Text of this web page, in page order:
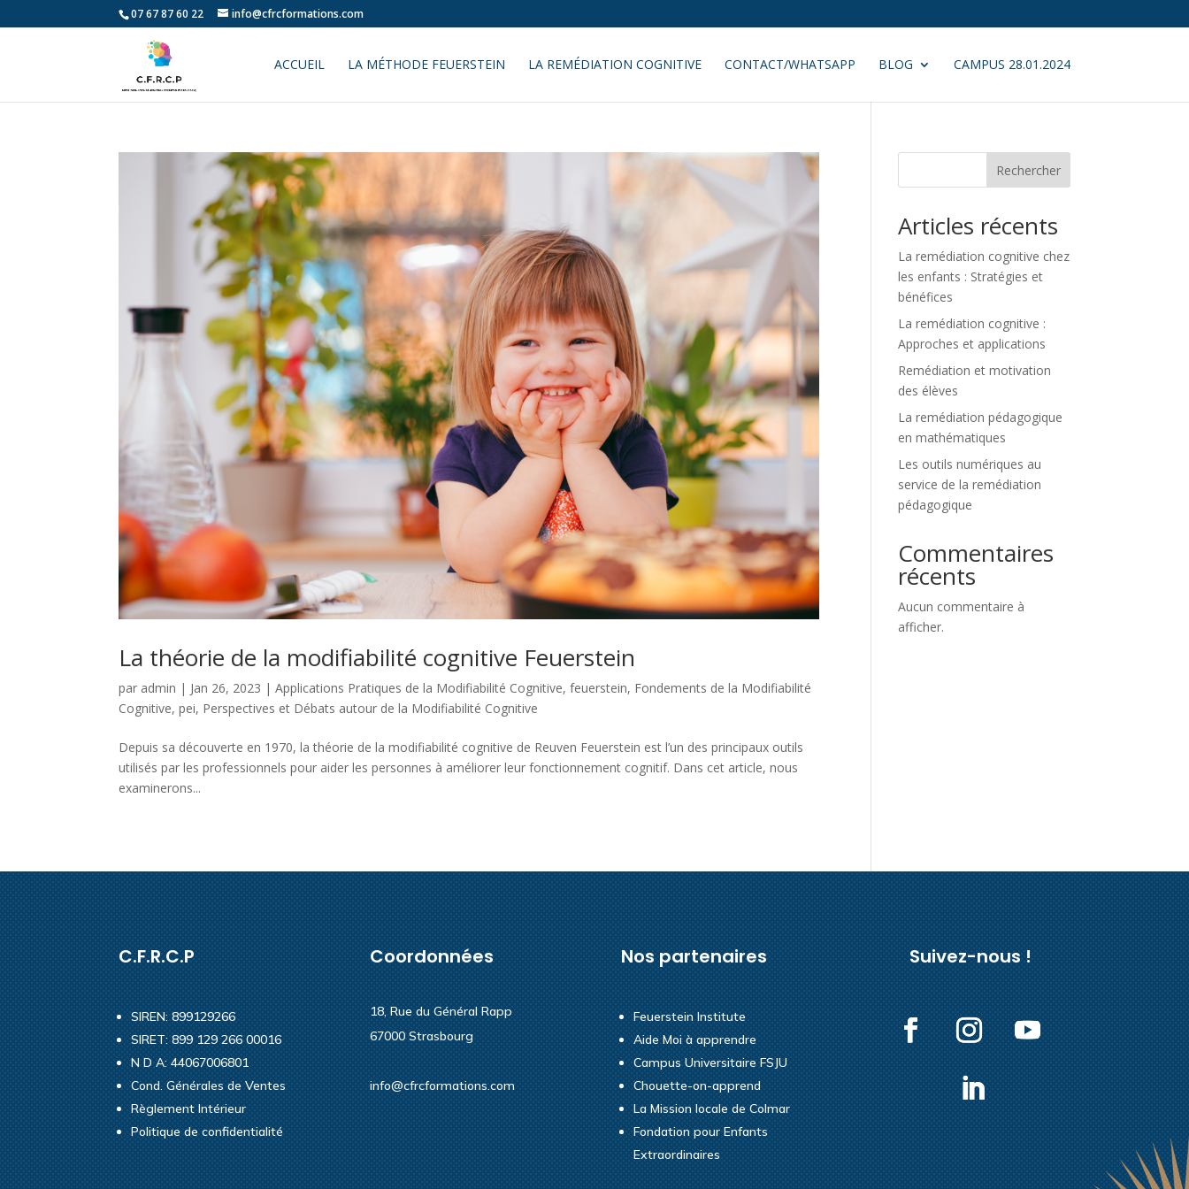
07 67 87 60 22 info@cfrcformations.com
ACCUEIL LA MÉTHODE FEUERSTEIN LA REMÉDIATION COGNITIVE CONTACT/WHATSAPP BLOG CAMPUS 28.01.2024
La théorie de la modifiabilité cognitive Feuerstein
par admin | Jan 26, 2023 |Applications Pratiques de la Modifiabilité Cognitive,feuerstein, Fondements de la Modifiabilité
Cognitive,pei, Perspectives et Débats autour de la Modifiabilité Cognitive
Depuis sa découverte en 1970, la théorie de la modifiabilité cognitive de Reuven Feuerstein est l’un des principaux outils
utilisés par les professionnels pour aider les personnes à améliorer leur fonctionnement cognitif. Dans cet article, nous
examinerons...
Rechercher
Articles récents
La remédiation cognitive chez
les enfants : Stratégies et
bénéfices
La remédiation cognitive :
Approches et applications
Remédiation et motivation
des élèves
La remédiation pédagogique
en mathématiques
Les outils numériques au
service de la remédiation
pédagogique
Commentaires
récents
Aucun commentaire à
afficher.
C.F.R.C.P
SIREN: 899129266
SIRET: 899 129 266 00016
N D A: 44067006801
Cond. Générales de Ventes
Règlement Intérieur
Politique de confidentialité
Coordonnées
18, Rue du Général Rapp
67000 Strasbourg
info@cfrcformations.com
Nos partenaires
Feuerstein Institute
Aide Moi à apprendre
Campus Universitaire FSJU
Chouette-on-apprend
La Mission locale de Colmar
Fondation pour Enfants
Extraordinaires
Suivez-nous !